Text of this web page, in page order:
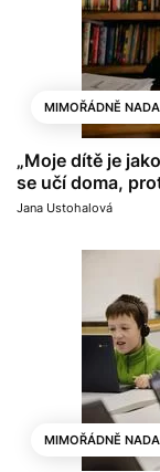
MIMOŘÁDNĚ
„Moje dítě je
se učí doma,
Jana Ustohalová
MIMOŘÁDNĚ